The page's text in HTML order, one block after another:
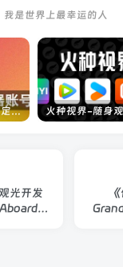
我是世界上最幸运的人
【火种黑钻会员限定】雷神加速器账号
光开发